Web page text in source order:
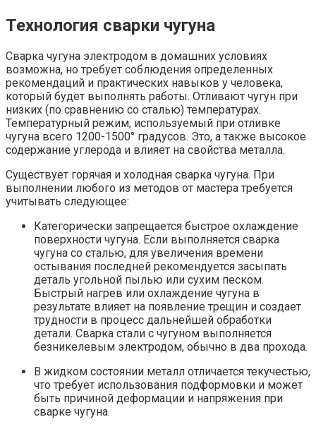
Технология сварки чугуна
Сварка чугуна электродом в домашних условиях
возможна, но требует соблюдения определенных
рекомендаций и практических навыков у человека,
который будет выполнять работы. Отливают чугун при
низких (по сравнению со сталью) температурах.
Температурный режим, используемый при отливке
чугуна всего 1200-1500° градусов. Это, а также высокое
содержание углерода и влияет на свойства металла.
Существует горячая и холодная сварка чугуна. При
выполнении любого из методов от мастера требуется
учитывать следующее:
Категорически запрещается быстрое охлаждение
поверхности чугуна. Если выполняется сварка
чугуна со сталью, для увеличения времени
остывания последней рекомендуется засыпать
деталь угольной пылью или сухим песком.
Быстрый нагрев или охлаждение чугуна в
результате влияет на появление трещин и создает
трудности в процесс дальнейшей обработки
детали. Сварка стали с чугуном выполняется
безникелевым электродом, обычно в два прохода.
В жидком состоянии металл отличается текучестью,
что требует использования подформовки и может
быть причиной деформации и напряжения при
сварке чугуна.